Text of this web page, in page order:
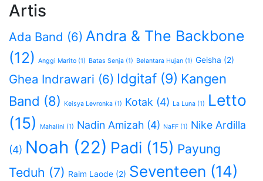
Artis
Ada Band (6) Andra & The Backbone
(12) Anggi Marito (1) Batas Senja (1) Belantara Hujan (1) Geisha (2)
Ghea Indrawari (6) Idgitaf (9) Kangen
Band (8) Keisya Levronka (1) Kotak (4) La Luna (1)
Letto
(15)
Mahalini (1) Nadin Amizah (4) NaFF (1) Nike Ardilla
(4) Noah (22) Padi (15) Payung
Teduh (7) Raim Laode (2) Seventeen (14)